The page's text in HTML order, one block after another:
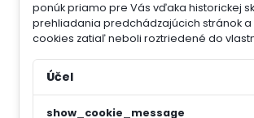
ponúk priamo pre Vás vďaka historickej
prehliadania predchádzajúcich stránok a
cookies zatiaľ neboli roztriedené do
Účel
show_cookie_message